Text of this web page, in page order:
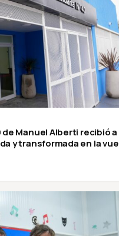
de Manuel Alberti recibió
y transformada en la